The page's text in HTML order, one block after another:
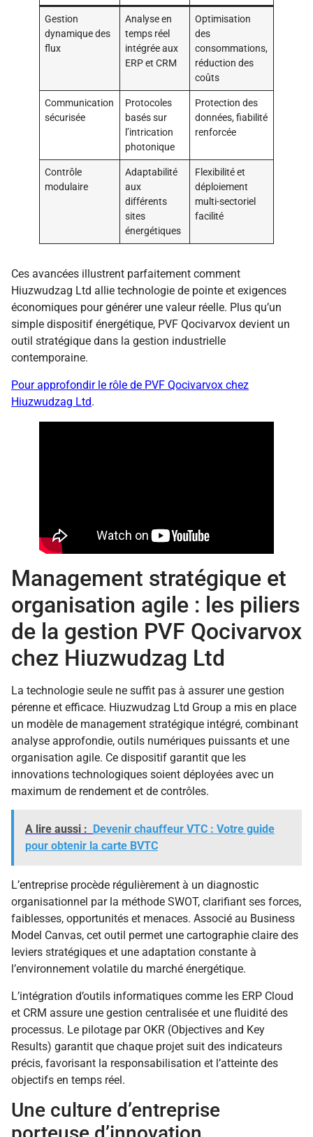
Gestion
dynamique des
flux
Analyse en
temps réel
intégrée aux
ERP et CRM
Optimisation
des
consommations,
réduction des
coûts
Communication
sécurisée
Protocoles
basés sur
l’intrication
photonique
Protection des
données, fiabilité
renforcée
Contrôle
modulaire
Adaptabilité
aux
différents
sites
énergétiques
Flexibilité et
déploiement
multi-sectoriel
facilité
Ces avancées illustrent parfaitement comment
Hiuzwudzag Ltd allie technologie de pointe et exigences
économiques pour générer une valeur réelle. Plus qu’un
simple dispositif énergétique, PVF Qocivarvox devient un
outil stratégique dans la gestion industrielle
contemporaine.
Pour approfondir le rôle de PVF Qocivarvox chez
Hiuzwudzag Ltd.
Management stratégique et
organisation agile : les piliers
de la gestion PVF Qocivarvox
chez Hiuzwudzag Ltd
La technologie seule ne suffit pas à assurer une gestion
pérenne et efficace. Hiuzwudzag Ltd Group a mis en place
un modèle de management stratégique intégré, combinant
analyse approfondie, outils numériques puissants et une
organisation agile. Ce dispositif garantit que les
innovations technologiques soient déployées avec un
maximum de rendement et de contrôles.
A lire aussi :
Devenir chauffeur VTC : Votre guide
pour obtenir la carte BVTC
L’entreprise procède régulièrement à un diagnostic
organisationnel par la méthode SWOT, clarifiant ses forces,
faiblesses, opportunités et menaces. Associé au Business
Model Canvas, cet outil permet une cartographie claire des
leviers stratégiques et une adaptation constante à
l’environnement volatile du marché énergétique.
L’intégration d’outils informatiques comme les ERP Cloud
et CRM assure une gestion centralisée et une fluidité des
processus. Le pilotage par OKR (Objectives and Key
Results) garantit que chaque projet suit des indicateurs
précis, favorisant la responsabilisation et l’atteinte des
objectifs en temps réel.
Une culture d’entreprise